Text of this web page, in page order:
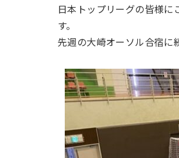
日本トップリーグの皆様
す。
先週の大崎オーソル合宿に